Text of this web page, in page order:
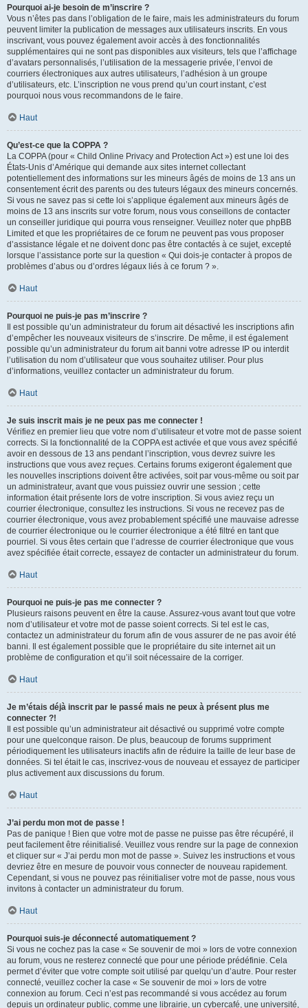
Pourquoi ai-je besoin de m’inscrire ?
Vous n’êtes pas dans l’obligation de le faire, mais les administrateurs du forum
peuvent limiter la publication de messages aux utilisateurs inscrits. En vous
inscrivant, vous pouvez également avoir accès à des fonctionnalités
supplémentaires qui ne sont pas disponibles aux visiteurs, tels que l’affichage
d’avatars personnalisés, l’utilisation de la messagerie privée, l’envoi de
courriers électroniques aux autres utilisateurs, l’adhésion à un groupe
d’utilisateurs, etc. L’inscription ne vous prend qu’un court instant, c’est
pourquoi nous vous recommandons de le faire.
Haut
Qu’est-ce que la COPPA ?
La COPPA (pour « Child Online Privacy and Protection Act ») est une loi des
États-Unis d’Amérique qui demande aux sites internet collectant
potentiellement des informations sur les mineurs âgés de moins de 13 ans un
consentement écrit des parents ou des tuteurs légaux des mineurs concernés.
Si vous ne savez pas si cette loi s’applique également aux mineurs âgés de
moins de 13 ans inscrits sur votre forum, nous vous conseillons de contacter
un conseiller juridique qui pourra vous renseigner. Veuillez noter que phpBB
Limited et que les propriétaires de ce forum ne peuvent pas vous proposer
d’assistance légale et ne doivent donc pas être contactés à ce sujet, excepté
lorsque l’assistance porte sur la question « Qui dois-je contacter à propos de
problèmes d’abus ou d’ordres légaux liés à ce forum ? ».
Haut
Pourquoi ne puis-je pas m’inscrire ?
Il est possible qu’un administrateur du forum ait désactivé les inscriptions afin
d’empêcher les nouveaux visiteurs de s’inscrire. De même, il est également
possible qu’un administrateur du forum ait banni votre adresse IP ou interdit
l’utilisation du nom d’utilisateur que vous souhaitez utiliser. Pour plus
d’informations, veuillez contacter un administrateur du forum.
Haut
Je suis inscrit mais je ne peux pas me connecter !
Vérifiez en premier lieu que votre nom d’utilisateur et votre mot de passe soient
corrects. Si la fonctionnalité de la COPPA est activée et que vous avez spécifié
avoir en dessous de 13 ans pendant l’inscription, vous devrez suivre les
instructions que vous avez reçues. Certains forums exigeront également que
les nouvelles inscriptions doivent être activées, soit par vous-même ou soit par
un administrateur, avant que vous puissiez ouvrir une session ; cette
information était présente lors de votre inscription. Si vous aviez reçu un
courrier électronique, consultez les instructions. Si vous ne recevez pas de
courrier électronique, vous avez probablement spécifié une mauvaise adresse
de courrier électronique ou le courrier électronique a été filtré en tant que
pourriel. Si vous êtes certain que l’adresse de courrier électronique que vous
avez spécifiée était correcte, essayez de contacter un administrateur du forum.
Haut
Pourquoi ne puis-je pas me connecter ?
Plusieurs raisons peuvent en être la cause. Assurez-vous avant tout que votre
nom d’utilisateur et votre mot de passe soient corrects. Si tel est le cas,
contactez un administrateur du forum afin de vous assurer de ne pas avoir été
banni. Il est également possible que le propriétaire du site internet ait un
problème de configuration et qu’il soit nécessaire de la corriger.
Haut
Je m’étais déjà inscrit par le passé mais ne peux à présent plus me
connecter ?!
Il est possible qu’un administrateur ait désactivé ou supprimé votre compte
pour une quelconque raison. De plus, beaucoup de forums suppriment
périodiquement les utilisateurs inactifs afin de réduire la taille de leur base de
données. Si tel était le cas, inscrivez-vous de nouveau et essayez de participer
plus activement aux discussions du forum.
Haut
J’ai perdu mon mot de passe !
Pas de panique ! Bien que votre mot de passe ne puisse pas être récupéré, il
peut facilement être réinitialisé. Veuillez vous rendre sur la page de connexion
et cliquer sur « J’ai perdu mon mot de passe ». Suivez les instructions et vous
devriez être en mesure de pouvoir vous connecter de nouveau rapidement.
Cependant, si vous ne pouvez pas réinitialiser votre mot de passe, nous vous
invitons à contacter un administrateur du forum.
Haut
Pourquoi suis-je déconnecté automatiquement ?
Si vous ne cochez pas la case « Se souvenir de moi » lors de votre connexion
au forum, vous ne resterez connecté que pour une période prédéfinie. Cela
permet d’éviter que votre compte soit utilisé par quelqu’un d’autre. Pour rester
connecté, veuillez cocher la case « Se souvenir de moi » lors de votre
connexion au forum. Ceci n’est pas recommandé si vous accédez au forum
depuis un ordinateur public, comme une librairie, un cybercafé, une université,